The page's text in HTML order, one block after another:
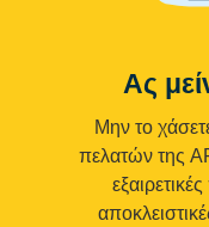
Ας
Μην το
πελατών της